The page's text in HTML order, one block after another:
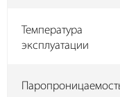
Температура
эксплуатации